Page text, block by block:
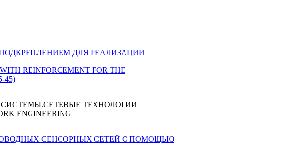
ПОДКРЕПЛЕНИЕМ ДЛЯ РЕАЛИЗАЦИИ
REINFORCEMENT FOR THE
45)
ТЕХНОЛОГИИ
ENGINEERING
СЕНСОРНЫХ СЕТЕЙ С ПОМОЩЬЮ